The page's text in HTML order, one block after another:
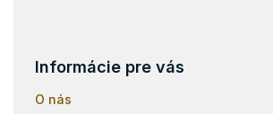
Informácie pre vás
O nás